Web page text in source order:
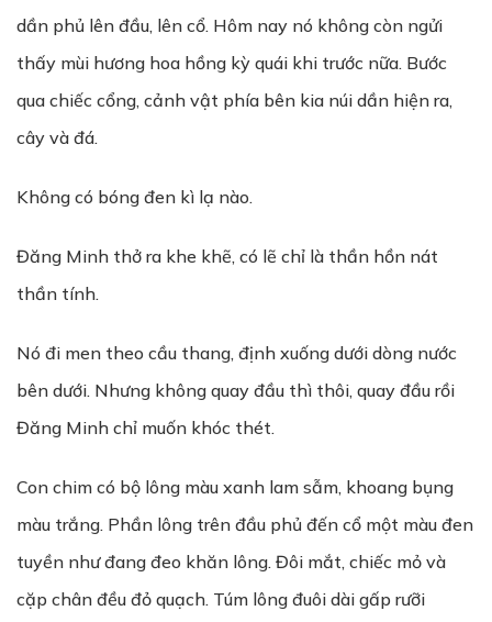
dần phủ lên đầu, lên cổ. Hôm nay nó không còn ngửi
thấy mùi hương hoa hồng kỳ quái khi trước nữa. Bước
qua chiếc cổng, cảnh vật phía bên kia núi dần hiện ra,
cây và đá.
Không có bóng đen kì lạ nào.
Đăng Minh thở ra khe khẽ, có lẽ chỉ là thần hồn nát
thần tính.
Nó đi men theo cầu thang, định xuống dưới dòng nước
bên dưới. Nhưng không quay đầu thì thôi, quay đầu rồi
Đăng Minh chỉ muốn khóc thét.
Con chim có bộ lông màu xanh lam sẫm, khoang bụng
màu trắng. Phần lông trên đầu phủ đến cổ một màu đen
tuyền như đang đeo khăn lông. Đôi mắt, chiếc mỏ và
cặp chân đều đỏ quạch. Túm lông đuôi dài gấp rưỡi